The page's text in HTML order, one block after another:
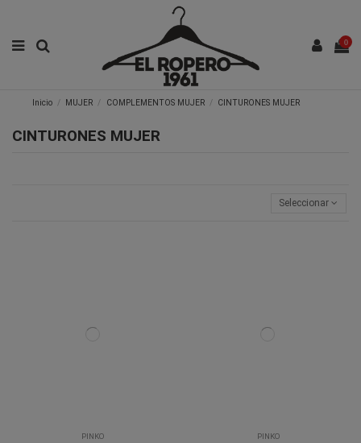
0
Inicio MUJER COMPLEMENTOS MUJER CINTURONES MUJER
CINTURONES MUJER
Seleccionar
PINKO PINKO